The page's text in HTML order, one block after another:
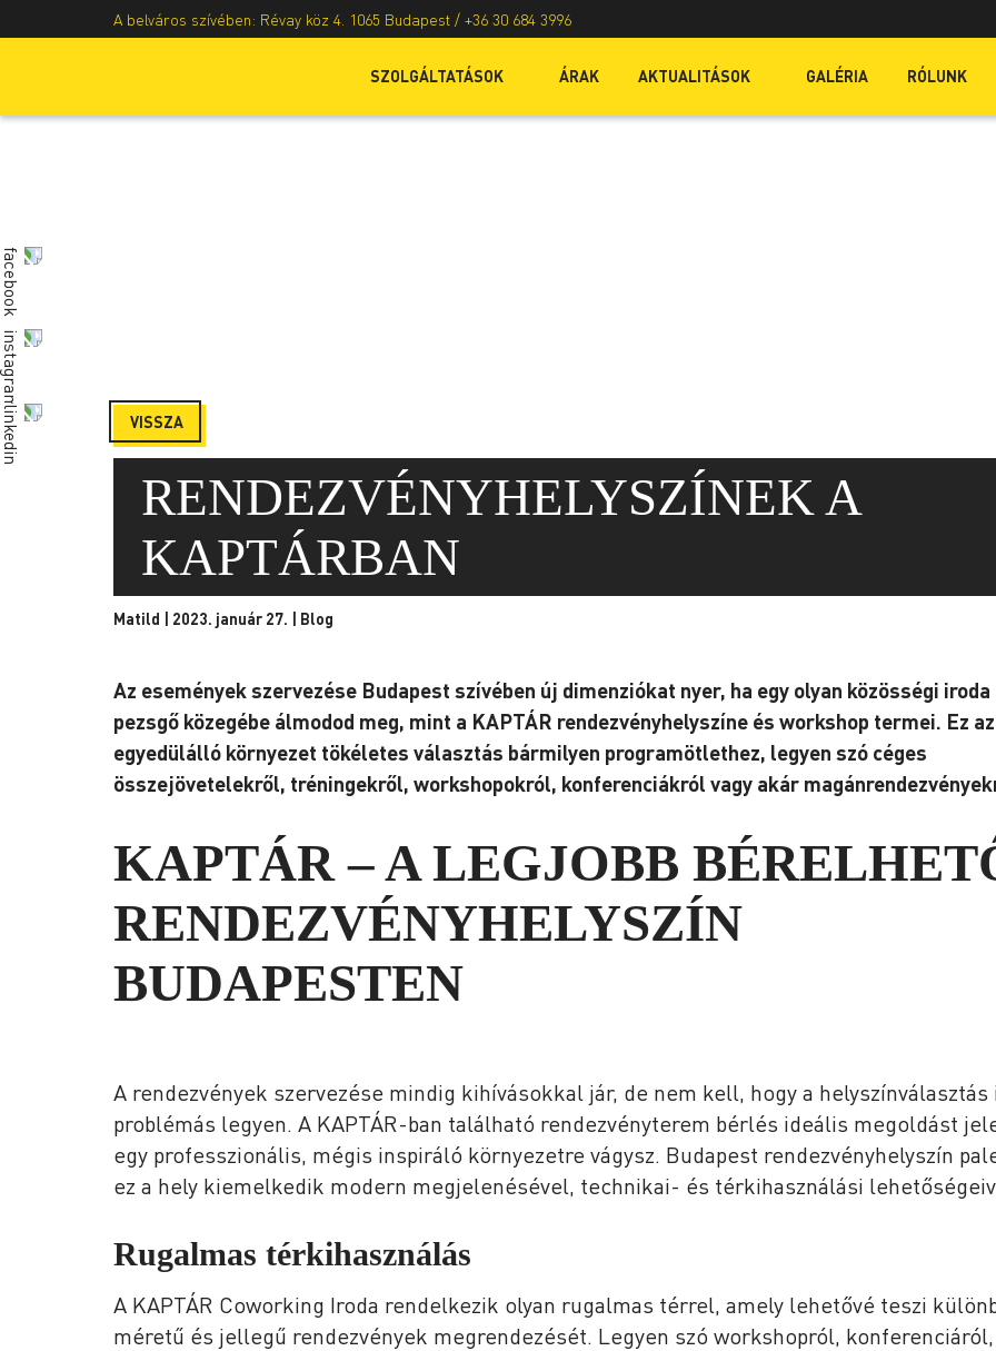
A belváros szívében: Révay köz 4. 1065 Budapest / +36 30 684 3996
SZOLGÁLTATÁSOK ÁRAK AKTUALITÁSOK GALÉRIA RÓLUNK
VISSZA
RENDEZVÉNYHELYSZÍNEK A
KAPTÁRBAN
Matild | 2023. január 27. | Blog
Az események szervezése Budapest szívében új dimenziókat nyer, ha egy olyan közösségi iroda
pezsgő közegébe álmodod meg, mint a KAPTÁR rendezvényhelyszíne és workshop termei. Ez az
egyedülálló környezet tökéletes választás bármilyen programötlethez, legyen szó céges
összejövetelekről, tréningekről, workshopokról, konferenciákról vagy akár
KAPTÁR – A LEGJOBB
RENDEZVÉNYHELYSZÍN
BUDAPESTEN
A rendezvények szervezése mindig kihívásokkal jár, de nem kell, hogy a helyszínválasztás
problémás legyen. A KAPTÁR-ban található rendezvényterem bérlés ideális megoldást
egy professzionális, mégis inspiráló környezetre vágysz. Budapest rendezvényhelyszín
ez a hely kiemelkedik modern megjelenésével, technikai- és térkihasználási
Rugalmas térkihasználás
A KAPTÁR Coworking Iroda rendelkezik olyan rugalmas térrel, amely lehetővé teszi
méretű és jellegű rendezvények megrendezését. Legyen szó workshopról, konferenciáról,